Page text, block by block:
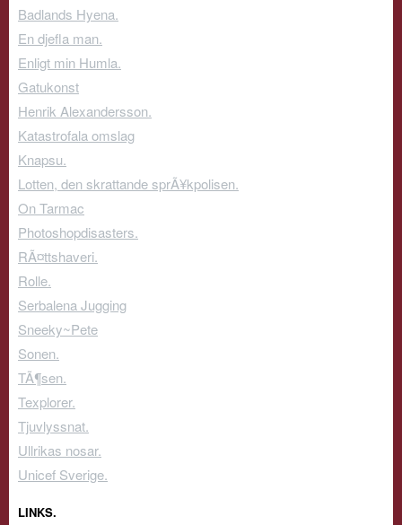
Badlands Hyena.
En djefla man.
Enligt min Humla.
Gatukonst
Henrik Alexandersson.
Katastrofala omslag
Knapsu.
Lotten, den skrattande sprÃ¥kpolisen.
On Tarmac
Photoshopdisasters.
RÃ¤ttshaveri.
Rolle.
Serbalena Jugging
Sneeky~Pete
Sonen.
TÃ¶sen.
Texplorer.
Tjuvlyssnat.
Ullrikas nosar.
Unicef Sverige.
LINKS.